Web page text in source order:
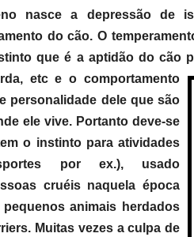
nasce a depressão de
do cão. O
que é a aptidão do cão
etc e o comportamento
personalidade dele que são
ele vive. Portanto deve-se
o instinto para atividades
por ex.), usado
cruéis naquela época
animais herdados
Muitas vezes a culpa de